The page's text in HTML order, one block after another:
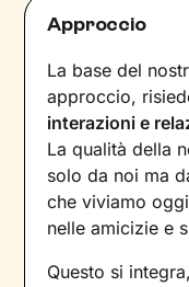
Approccio
La base del
approccio,
interazioni e
La qualità della
solo da noi ma
che viviamo
nelle amicizie e
Questo si